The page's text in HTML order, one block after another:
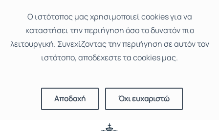
Ο ιστότοπoς μας χρησιμοποιεί cookies για να
καταστήσει την περιήγηση όσο το δυνατόν πιο
λειτουργική. Συνεχίζοντας την περιήγηση σε αυτόν τον
ιστότοπο, αποδέχεστε τα cookies μας.
Αποδοχή Όχι ευχαριστώ